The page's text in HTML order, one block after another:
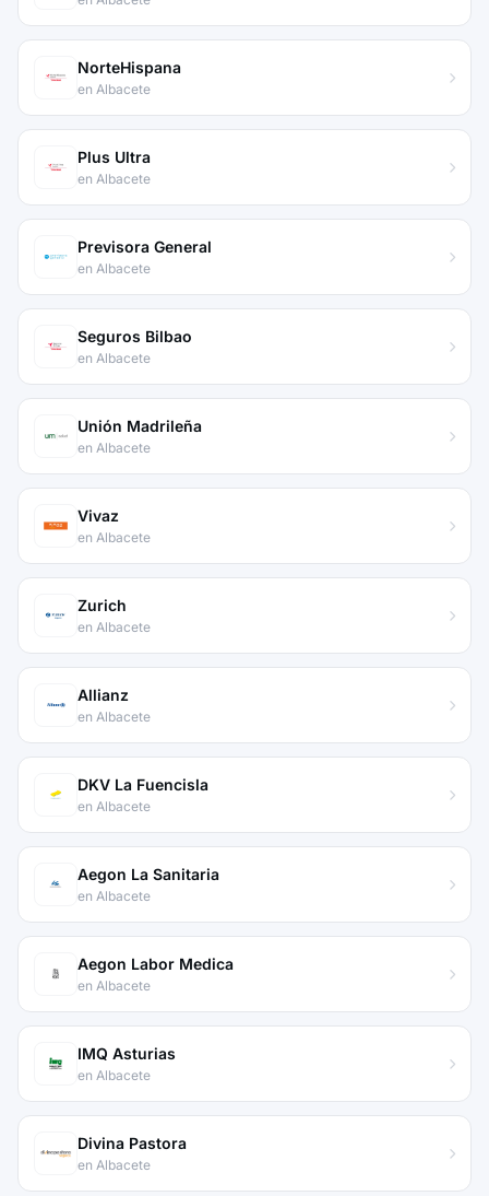
NorteHispana
en Albacete
Plus Ultra
en Albacete
Previsora General
en Albacete
Seguros Bilbao
en Albacete
Unión Madrileña
en Albacete
Vivaz
en Albacete
Zurich
en Albacete
Allianz
en Albacete
DKV La Fuencisla
en Albacete
Aegon La Sanitaria
en Albacete
Aegon Labor Medica
en Albacete
IMQ Asturias
en Albacete
Divina Pastora
en Albacete